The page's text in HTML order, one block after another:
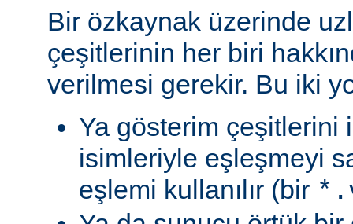
Bir özkaynak üzerinde
çeşitlerinin her biri
verilmesi gerekir. Bu iki
Ya gösterim çeşitlerini
isimleriyle eşleşmeyi
eşlemi kullanılır (bir